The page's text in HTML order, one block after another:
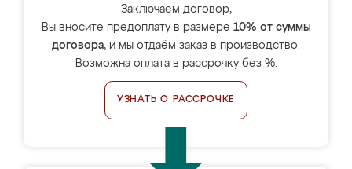
Заключаем договор,
Вы вносите предоплату в размере 10% от суммы
договора, и мы отдаём заказ в производство.
Возможна оплата в рассрочку без %.
УЗНАТЬ О РАССРОЧКЕ